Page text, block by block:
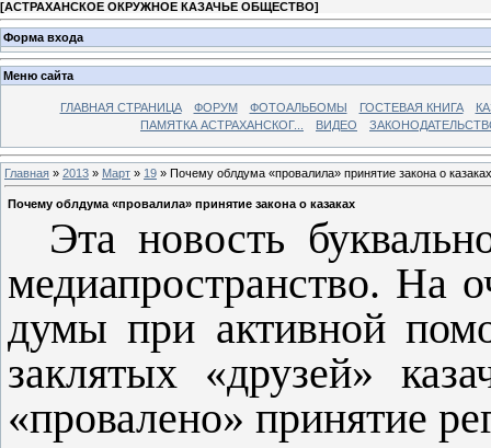
[АСТРАХАНСКОЕ ОКРУЖНОЕ КАЗАЧЬЕ ОБЩЕСТВО]
Форма входа
Меню сайта
ГЛАВНАЯ СТРАНИЦА ФОРУМ ФОТОАЛЬБОМЫ ГОСТЕВАЯ КНИГА
ПАМЯТКА АСТРАХАНСКОГ...
ВИДЕО
Главная » 2013 » Март » 19 » Почему облдума «провалила» принятие закона о казаках
Почему облдума «провалила» принятие закона о казаках
Эта новость
медиапространство. На
думы при активной
заклятых «дру­зей»
«провалено» приня­тие